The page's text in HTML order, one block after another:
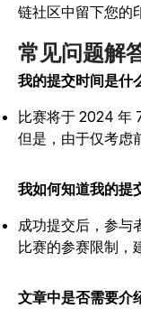
链社区中留下您的
常见问题解
我的提交时间是什
比赛将于 2024 年
但是，由于仅考虑
我如何知道我的提
成功提交后，参与
比赛的参赛限制，
文章中是否需要介